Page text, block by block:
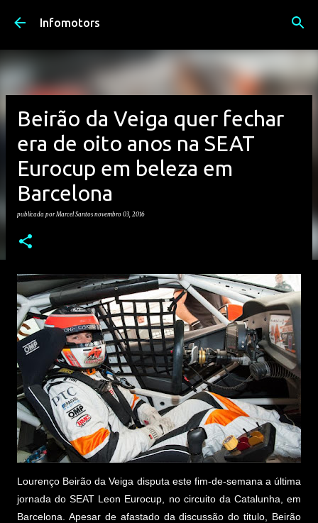
Avançar para o conteúdo principal
Infomotors
Beirão da Veiga quer fechar
era de oito anos na SEAT
Eurocup em beleza em
Barcelona
publicada porMarcel Santos novembro 03, 2016
Lourenço Beirão da Veiga disputa este fim-de-semana a última
jornada do SEAT Leon Eurocup, no circuito da Catalunha, em
Barcelona. Apesar de afastado da discussão do titulo, Beirão